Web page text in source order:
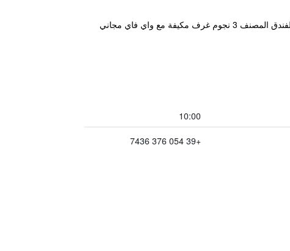
يقع مكان إقامة "Hotel Belvedere" في كاستروكارو تيرمي، ويتميز بحديقة وصالة مشتركة وتراس ومطعم. لدى هذا الفندق المصنف 3 نجوم غرف مكيفة مع واي فاي مجاني
10:00
+39 054 376 7436